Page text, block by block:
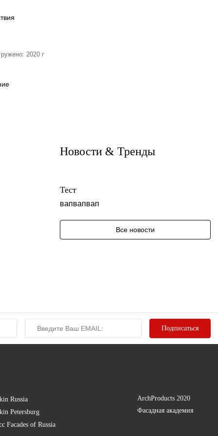
2020 г
Новости & Тренды
Тест
вапвапвап
Все новости
Russia
Petersburg
Facades of Russia
ArchProducts 2020
Фасадная академия